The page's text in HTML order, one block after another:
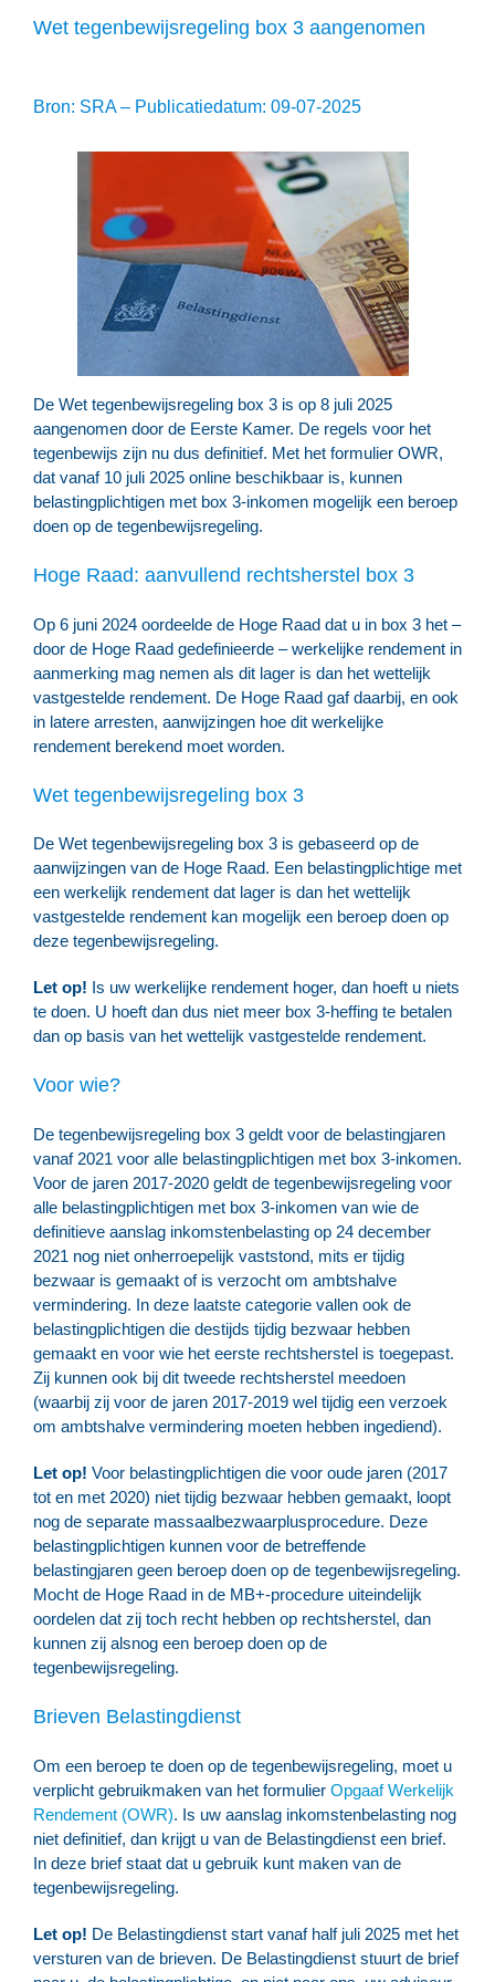
Wet tegenbewijsregeling box 3 aangenomen
Bron: SRA – Publicatiedatum: 09-07-2025
De Wet tegenbewijsregeling box 3 is op 8 juli 2025
aangenomen door de Eerste Kamer. De regels voor het
tegenbewijs zijn nu dus definitief. Met het formulier OWR,
dat vanaf 10 juli 2025 online beschikbaar is, kunnen
belastingplichtigen met box 3-inkomen mogelijk een beroep
doen op de tegenbewijsregeling.
Hoge Raad: aanvullend rechtsherstel box 3
Op 6 juni 2024 oordeelde de Hoge Raad dat u in box 3 het –
door de Hoge Raad gedefinieerde – werkelijke rendement in
aanmerking mag nemen als dit lager is dan het wettelijk
vastgestelde rendement. De Hoge Raad gaf daarbij, en ook
in latere arresten, aanwijzingen hoe dit werkelijke
rendement berekend moet worden.
Wet tegenbewijsregeling box 3
De Wet tegenbewijsregeling box 3 is gebaseerd op de
aanwijzingen van de Hoge Raad. Een belastingplichtige met
een werkelijk rendement dat lager is dan het wettelijk
vastgestelde rendement kan mogelijk een beroep doen op
deze tegenbewijsregeling.
Let op! Is uw werkelijke rendement hoger, dan hoeft u niets
te doen. U hoeft dan dus niet meer box 3-heffing te betalen
dan op basis van het wettelijk vastgestelde rendement.
Voor wie?
De tegenbewijsregeling box 3 geldt voor de belastingjaren
vanaf 2021 voor alle belastingplichtigen met box 3-inkomen.
Voor de jaren 2017-2020 geldt de tegenbewijsregeling voor
alle belastingplichtigen met box 3-inkomen van wie de
definitieve aanslag inkomstenbelasting op 24 december
2021 nog niet onherroepelijk vaststond, mits er tijdig
bezwaar is gemaakt of is verzocht om ambtshalve
vermindering. In deze laatste categorie vallen ook de
belastingplichtigen die destijds tijdig bezwaar hebben
gemaakt en voor wie het eerste rechtsherstel is toegepast.
Zij kunnen ook bij dit tweede rechtsherstel meedoen
(waarbij zij voor de jaren 2017-2019 wel tijdig een verzoek
om ambtshalve vermindering moeten hebben ingediend).
Let op! Voor belastingplichtigen die voor oude jaren (2017
tot en met 2020) niet tijdig bezwaar hebben gemaakt, loopt
nog de separate massaalbezwaarplusprocedure. Deze
belastingplichtigen kunnen voor de betreffende
belastingjaren geen beroep doen op de tegenbewijsregeling.
Mocht de Hoge Raad in de MB+-procedure uiteindelijk
oordelen dat zij toch recht hebben op rechtsherstel, dan
kunnen zij alsnog een beroep doen op de
tegenbewijsregeling.
Brieven Belastingdienst
Om een beroep te doen op de tegenbewijsregeling, moet u
verplicht gebruikmaken van het formulier Opgaaf Werkelijk
Rendement (OWR). Is uw aanslag inkomstenbelasting nog
niet definitief, dan krijgt u van de Belastingdienst een brief.
In deze brief staat dat u gebruik kunt maken van de
tegenbewijsregeling.
Let op! De Belastingdienst start vanaf half juli 2025 met het
versturen van de brieven. De Belastingdienst stuurt de brief